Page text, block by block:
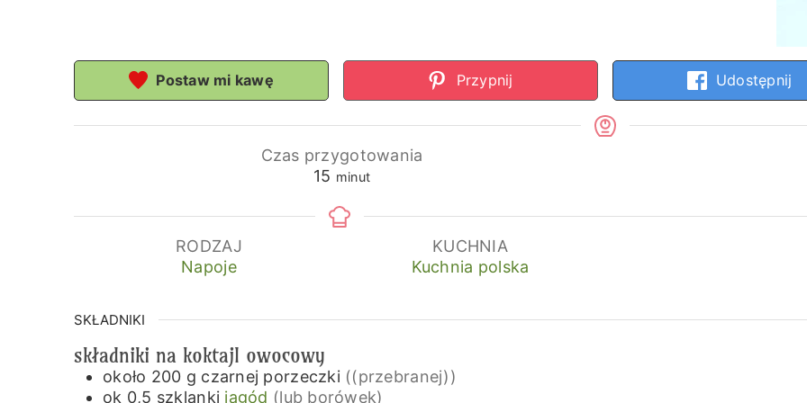
Postaw mi kawę Przypnij Udostępnij
Czas przygotowania
15 minuty
minut
RODZAJ
Napoje
KUCHNIA
Kuchnia polska
SKŁADNIKI
składniki na koktajl owocowy
około 200 g czarnej porzeczki ((przebranej))
ok 0,5 szklanki jagód (lub borówek)